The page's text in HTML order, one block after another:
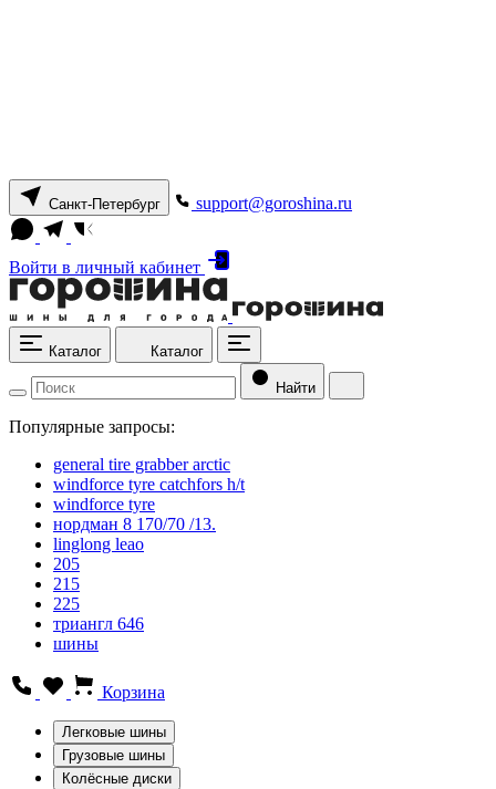
Санкт-Петербург support@goroshina.ru
Войти в личный кабинет
Каталог Каталог
Найти
Популярные запросы:
general tire grabber arctic
windforce tyre catchfors h/t
windforce tyre
нордман 8 170/70 /13.
linglong leao
205
215
225
триангл 646
шины
Корзина
Легковые шины
Грузовые шины
Колёсные диски